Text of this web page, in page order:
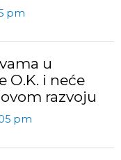
pm
u
O.K. i neće
razvoju
pm